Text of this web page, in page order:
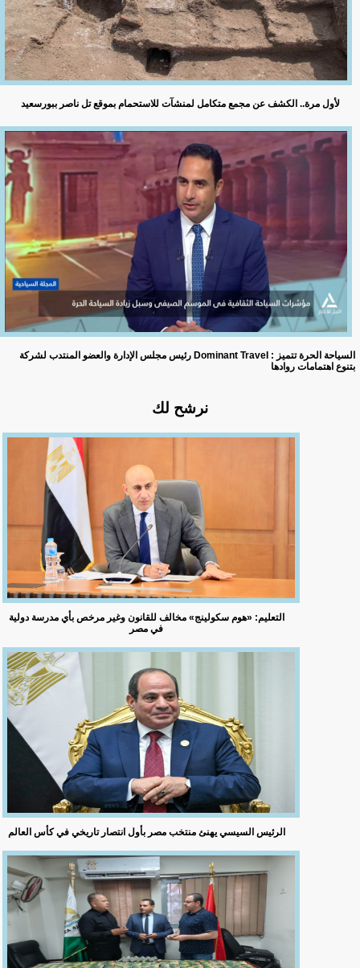
لأول مرة.. الكشف عن مجمع متكامل لمنشآت للاستحمام بموقع تل ناصر ببورسعيد
رئيس مجلس الإدارة والعضو المنتدب لشركة Dominant TraveI : السياحة الحرة تتميز
بتنوع اهتمامات روادها
نرشح لك
التعليم: «هوم سكولينج» مخالف للقانون وغير مرخص بأي مدرسة دولية
في مصر
الرئيس السيسي يهنئ منتخب مصر بأول انتصار تاريخي في كأس العالم